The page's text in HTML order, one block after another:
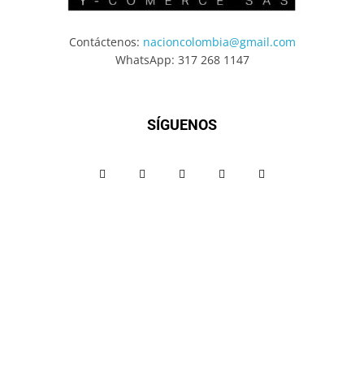
Contáctenos: nacioncolombia@gmail.com
WhatsApp: 317 268 1147
SÍGUENOS